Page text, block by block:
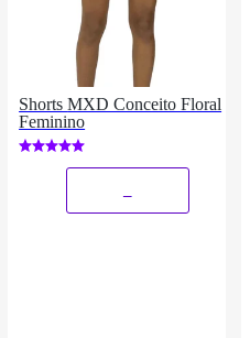
Shorts MXD Conceito Floral
Feminino